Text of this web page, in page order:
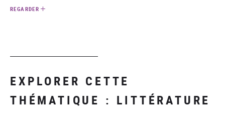
REGARDER
EXPLORER CETTE
THÉMATIQUE : LITTÉRATURE